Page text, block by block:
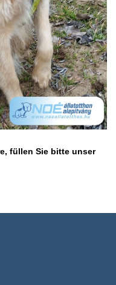
füllen Sie bitte unser